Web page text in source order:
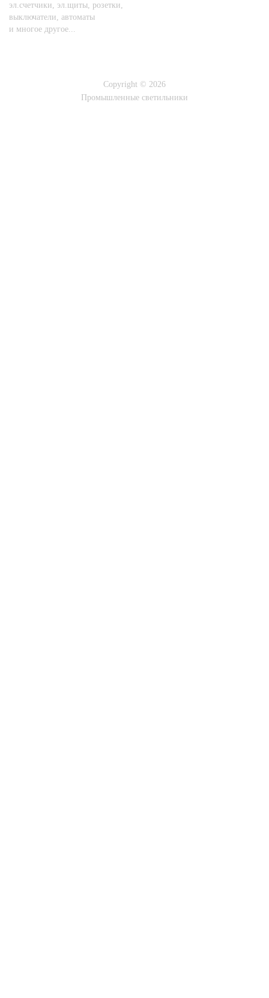
эл.счетчики, эл.щиты, розетки,
выключатели, автоматы
и многое другое...
Copyright © 2026
Промышленные светильники